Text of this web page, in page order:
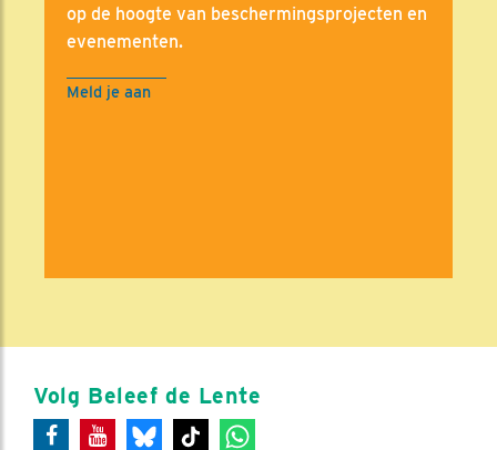
op de hoogte van beschermingsprojecten en
evenementen.
Meld je aan
Volg Beleef de Lente